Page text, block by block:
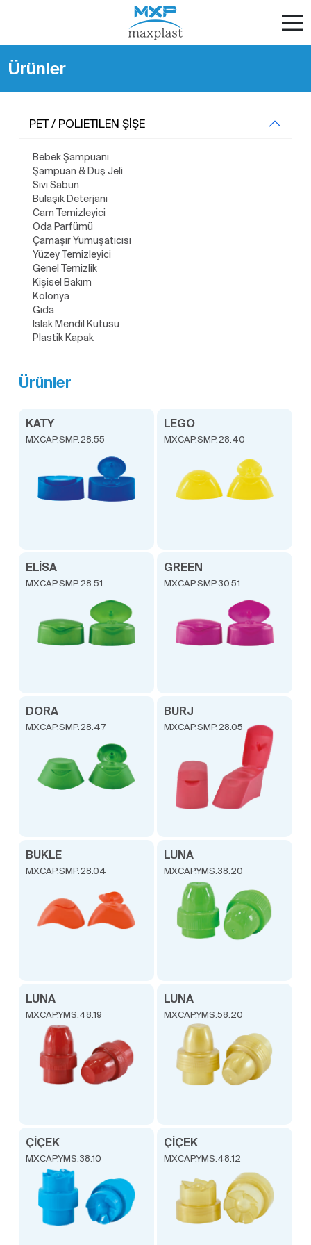
Ürünler
PET / POLIETILEN ŞİŞE
Bebek Şampuanı
Şampuan & Duş Jeli
Sıvı Sabun
Bulaşık Deterjanı
Cam Temizleyici
Oda Parfümü
Çamaşır Yumuşatıcısı
Yüzey Temizleyici
Genel Temizlik
Kişisel Bakım
Kolonya
Gıda
Islak Mendil Kutusu
Plastik Kapak
Ürünler
KATY
MXCAP.SMP.28.55
LEGO
MXCAP.SMP.28.40
ELİSA
MXCAP.SMP.28.51
GREEN
MXCAP.SMP.30.51
DORA
MXCAP.SMP.28.47
BURJ
MXCAP.SMP.28.05
BUKLE
MXCAP.SMP.28.04
LUNA
MXCAP.YMS.38.20
LUNA
MXCAP.YMS.48.19
LUNA
MXCAP.YMS.58.20
ÇİÇEK
MXCAP.YMS.38.10
ÇİÇEK
MXCAP.YMS.48.12